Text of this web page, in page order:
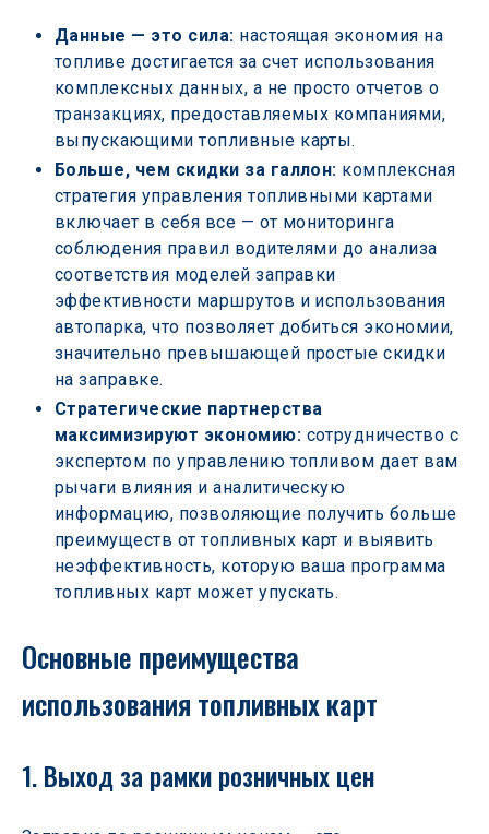
Данные — это сила: настоящая экономия на
топливе достигается за счет использования
комплексных данных, а не просто отчетов о
транзакциях, предоставляемых компаниями,
выпускающими топливные карты.
Больше, чем скидки за галлон: комплексная
стратегия управления топливными картами
включает в себя все — от мониторинга
соблюдения правил водителями до анализа
соответствия моделей заправки
эффективности маршрутов и использования
автопарка, что позволяет добиться экономии,
значительно превышающей простые скидки
на заправке.
Стратегические партнерства
максимизируют экономию: сотрудничество с
экспертом по управлению топливом дает вам
рычаги влияния и аналитическую
информацию, позволяющие получить больше
преимуществ от топливных карт и выявить
неэффективность, которую ваша программа
топливных карт может упускать.
Основные преимущества
использования топливных карт
1. Выход за рамки розничных цен